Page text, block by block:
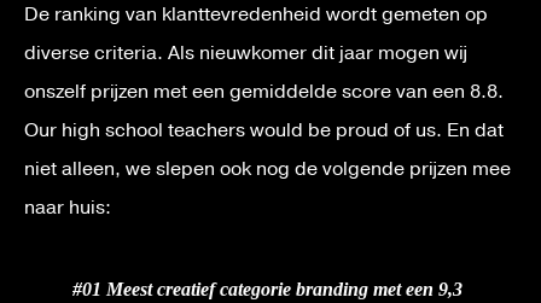
De ranking van klanttevredenheid wordt gemeten op
diverse criteria. Als nieuwkomer dit jaar mogen wij
onszelf prijzen met een gemiddelde score van een 8.8.
Our high school teachers would be proud of us. En dat
niet alleen, we slepen ook nog de volgende prijzen mee
naar huis:
#01 Meest creatief categorie branding met een 9,3